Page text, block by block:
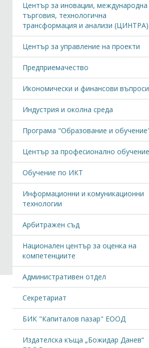
Център за иновации, международна
търговия, технологична
трансформация и анализи (ЦИНТРА)
Център за управление на проекти
Предприемачество
Икономически и финансови въпроси
Индустрия и околна среда
Програма "Образование и
Център за професионално обучение
Обучение по ИКТ
Информационни и комуникационни
технологии
Арбитражен съд
Национален център за оценка на
компетенциите
Административен отдел
Секретариат
БИК "Капиталов пазар" ЕООД
Издателска къща „Божидар Данев“